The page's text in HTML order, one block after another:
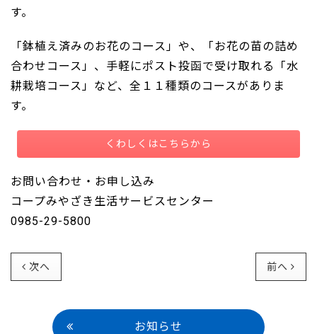
す。
「鉢植え済みのお花のコース」や、「お花の苗の詰め
合わせコース」、手軽にポスト投函で受け取れる「水
耕栽培コース」など、全１１種類のコースがありま
す。
くわしくはこちらから
お問い合わせ・お申し込み
コープみやざき生活サービスセンター
0985-29-5800
次へ 前へ
お知らせ